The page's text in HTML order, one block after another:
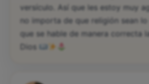
versículo. Así que les estoy muy
no importa de que religión sean
que se hable de manera correcta
Dios